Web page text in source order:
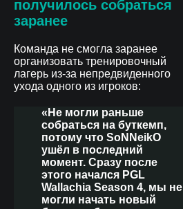
получилось собраться
заранее
Команда не смогла заранее
организовать тренировочный
лагерь из-за непредвиденного
ухода одного из игроков:
«Не могли раньше
собраться на буткемп,
потому что SoNNeikO
ушёл в последний
момент. Сразу после
этого начался PGL
Wallachia Season 4, мы не
могли начать новый